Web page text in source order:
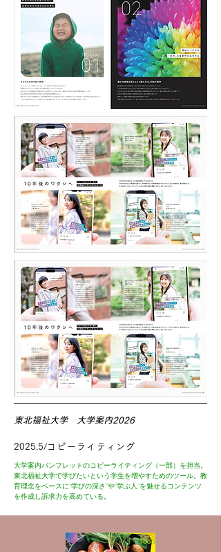
東北福祉大学 大学案内2026
2025.5/コピーライティング
大学案内パンフレットのコピーライティング（一部）を担当。
東北福祉大学で学びたいという学生を増やすためのツール。教
育理念をベースに”学びの深さ”や”学ぶ人”を魅せるコンテンツ
を作成し訴求力を高めている。